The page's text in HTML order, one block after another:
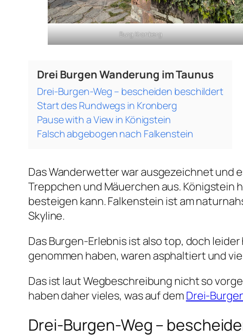
Burg Kronberg
Drei Burgen Wanderung im Taunus
Drei-Burgen-Weg – bescheiden beschildert
Start des Rundwegs in Kronberg
Pause with a View in Königstein
Falsch abgebogen nach Falkenstein
Das Wanderwetter war ausgezeichnet und
Treppchen und Mäuerchen aus. Königstein
besteigen kann. Falkenstein ist am
Skyline.
Das Burgen-Erlebnis ist also top, doch
genommen haben, waren asphaltiert und
Das ist laut Wegbeschreibung nicht so
haben daher vieles, was auf dem Drei-
Drei-Burgen-Weg –